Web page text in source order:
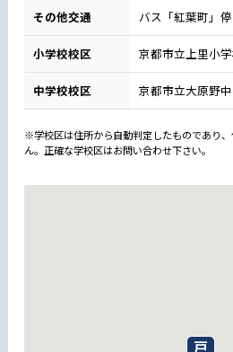
その他交通 バス「紅葉町」
小学校校区 京都市立上里小
中学校校区 京都市立大原野
※学校区は住所から自動判定したものであり
ん。正確な学校区はお問い合わせ下さい。